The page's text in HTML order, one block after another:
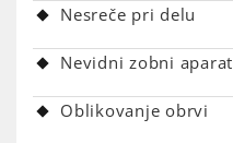
Nesreče pri delu
Nevidni zobni aparat
Oblikovanje obrvi